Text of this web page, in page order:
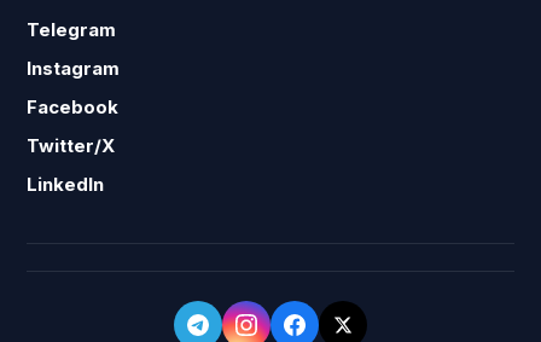
Telegram
Instagram
Facebook
Twitter/X
LinkedIn